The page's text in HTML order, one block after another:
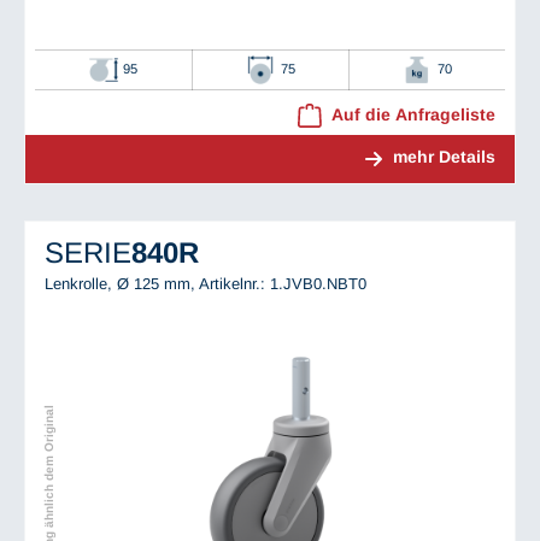
95 75 70
Auf die Anfrageliste
mehr Details
SERIE840R
Lenkrolle, Ø 125 mm, Artikelnr.: 1.JVB0.NBT0
Abbildung ähnlich dem Original